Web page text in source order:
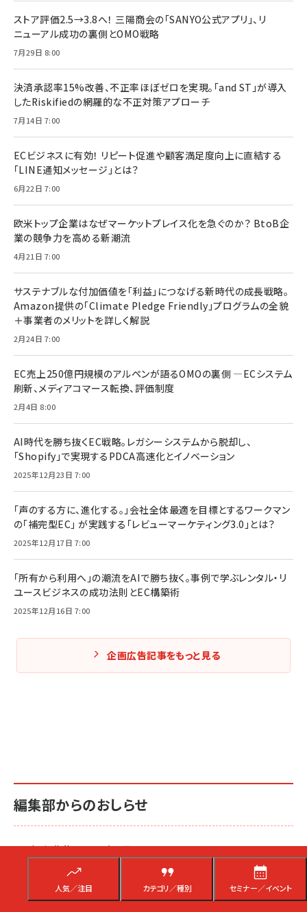
人気／注目 カテゴリ／種別 セミナー／イベント
ストア評価2.5→3.8へ！ 三陽商会の「SANYO公式アプリ」、リ
ニューアル成功の裏側とOMO戦略
7月29日 8:00
決済承認率15%改善、不正率ほぼゼロを実現。「and ST」が導入
したRiskifiedの網羅的な不正対策アプローチ
7月14日 7:00
ECビジネスに有効！ リピート促進や顧客満足度向上に直結する
「LINE通知メッセージ」とは？
6月22日 7:00
欧米トップ企業はなぜマーケットプレイス化を急ぐのか？ BtoB企
業の競争力を高める新潮流
4月21日 7:00
サステナブルな付加価値を「利益」につなげる新時代の成長戦略。
Amazon提供の「Climate Pledge Friendly」プログラムの全貌
＋事業者のメリットを詳しく解説
2月24日 7:00
EC売上250億円規模のアルペンが語るOMOの裏側 ―ECシステム
刷新、メディアコマース転換、評価制度
2月4日 8:00
AI時代を勝ち抜くEC戦略。レガシーシステムから脱却し、
「Shopify」で実現するPDCA高速化とイノベーション
2025年12月23日 7:00
「声のする方に、進化する。」会社全体最適を目標とするワークマン
の「補完型EC」 が実践する「レビューマーケティング3.0」とは？
2025年12月17日 7:00
「所有から利用へ」の潮流をAIで勝ち抜く。事例で学ぶレンタル・リ
ユースビジネスの成功法則とEC構築術
2025年12月16日 7:00
企画広告記事をもっと見る
編集部からのおしらせ
ネッ担 編集後記2026年6月
エージェンティックコマースへの備え、売上拡大と効率化を実現す